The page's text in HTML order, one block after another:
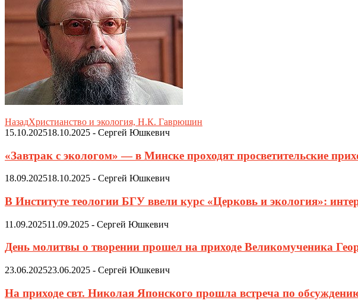
НазадХристианство и экология, Н.К. Гаврюшин
15.10.202518.10.2025 - Сергей Юшкевич
«Завтрак с экологом» — в Минске проходят просветительские
18.09.202518.10.2025 - Сергей Юшкевич
В Институте теологии БГУ ввели курс «Церковь и экология»:
11.09.202511.09.2025 - Сергей Юшкевич
День молитвы о творении прошел на приходе Великомученика
23.06.202523.06.2025 - Сергей Юшкевич
На приходе свт. Николая Японского прошла встреча по